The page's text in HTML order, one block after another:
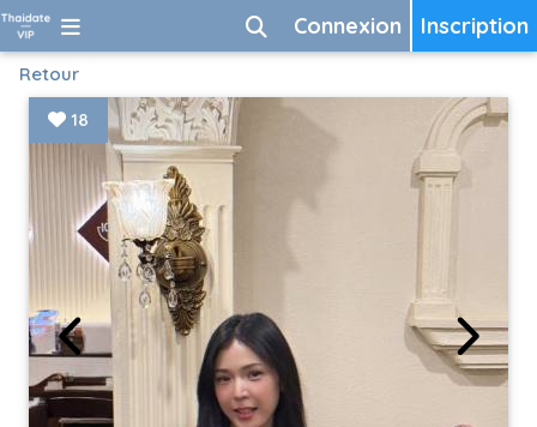
Inscription
Connexion
Retour
18